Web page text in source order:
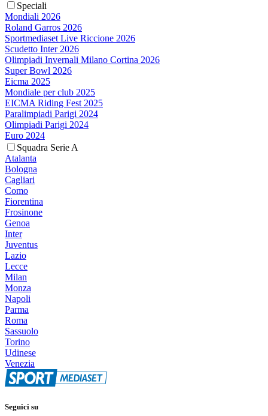
Speciali
Mondiali 2026
Roland Garros 2026
Sportmediaset Live Riccione 2026
Scudetto Inter 2026
Olimpiadi Invernali Milano Cortina 2026
Super Bowl 2026
Eicma 2025
Mondiale per club 2025
EICMA Riding Fest 2025
Paralimpiadi Parigi 2024
Olimpiadi Parigi 2024
Euro 2024
Squadra Serie A
Atalanta
Bologna
Cagliari
Como
Fiorentina
Frosinone
Genoa
Inter
Juventus
Lazio
Lecce
Milan
Monza
Napoli
Parma
Roma
Sassuolo
Torino
Udinese
Venezia
Seguici su